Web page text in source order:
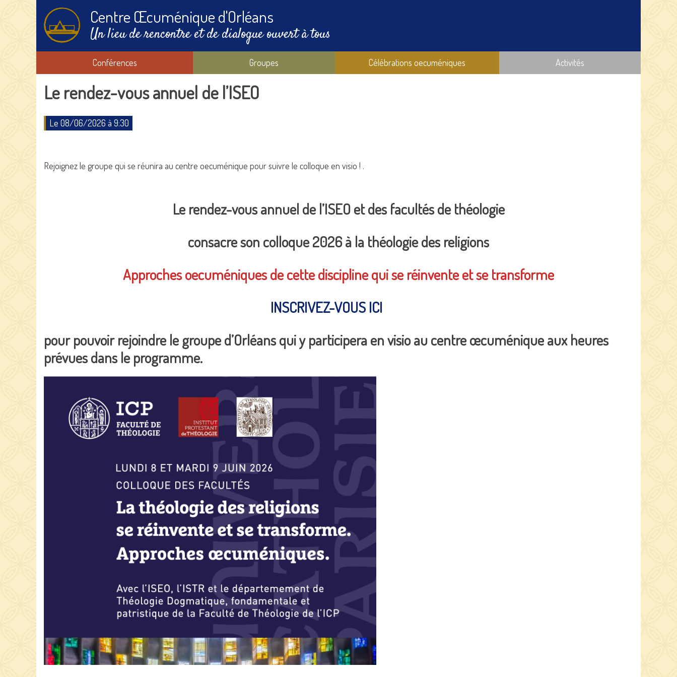
Centre Œcuménique d'Orléans
Un lieu de rencontre et de dialogue ouvert à tous
Conférences Groupes Célébrations oecuméniques Activités
Le rendez-vous annuel de l’ISEO
Le 08/06/2026 à 9:30
Rejoignez le groupe qui se réunira au centre oecuménique pour suivre le colloque en visio ! .
Le rendez-vous annuel de l’ISEO et des facultés de théologie
consacre son colloque 2026 à la théologie des religions
Approches oecuméniques de cette discipline qui se réinvente et se transforme
INSCRIVEZ-VOUS ICI
pour pouvoir rejoindre le groupe d’Orléans qui y participera en visio au centre œcuménique aux heures
prévues dans le programme.